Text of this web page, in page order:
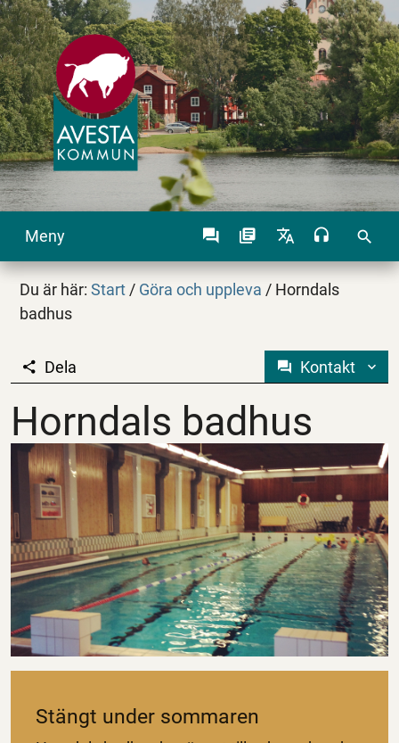
Meny search
Du är här:Start / Göra och uppleva / Horndals
badhus
Horndals badhus
Dela Kontakt
Horndals badhus
Stängt under sommaren